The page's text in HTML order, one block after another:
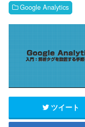
Google Analytics
ツイート